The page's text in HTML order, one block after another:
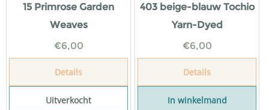
15 Primrose Garden
Weaves
€6,00
Details
Uitverkocht
403 beige-blauw Tochio
Yarn-Dyed
€6,00
Details
In winkelmand